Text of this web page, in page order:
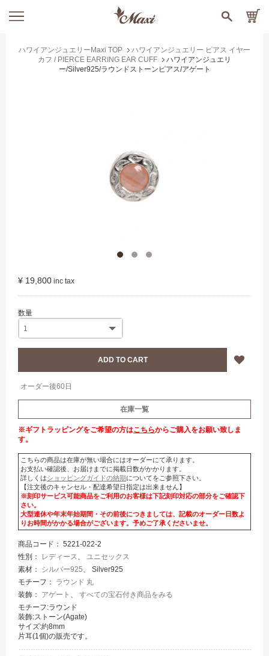
ハワイアンジュエリーMaxi TOP
ハワイアンジュエリー ピアス イヤー
カフ / PIERCE EARRING EAR CUFF
ハワイアンジュエリ
ー/Silver925/ラウンドストーンピアス/アゲート
¥ 19,800
オーダー後60日
在庫一覧
※ギフトラッピングをご希望の方はこちらからご購入をお願い致しま
す。
こちらの商品は在庫が無い場合にはオーダーにて承ります。
お支払い確認後、お届けまでに掲載日数がかかります。
詳しくはショッピングガイドの納期についてをご参照下さい。
【注文後のキャンセル・配達希望日指定は出来ません】
※刻印サービス可能商品をご利用のお客様は下記刻印対応の部分をご確認下
さい。
大型連休や年末年始期間・その前後につきましては、記載のオーダー日数よ
りお時間がかかる場合がございます。予めご了承くださいませ。
商品コード： 5221-022-2
性別：
レディース、 ユニセックス
素材： シルバー925、 Silver925
モチーフ： ラウンド 丸
装飾： アゲート 、 すべての宝石付き商品をみる
モチーフ:ラウンド
装飾:ストーン(Agate)
サイズ:約8mm
片耳(1個)の販売です。